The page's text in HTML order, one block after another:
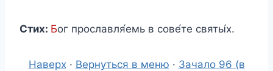
Стих: Бог прославля́емь в сове́те святы́х.
Наверх · Вернуться в меню · Зачало 96 (в